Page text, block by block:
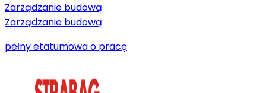
Zarządzanie budową
Zarządzanie budową
pełny etatumowa o pracę